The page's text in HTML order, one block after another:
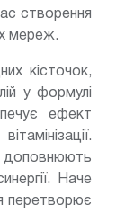
створення
мереж.
кісточок,
у формулі
ефект
Наче
перетворює